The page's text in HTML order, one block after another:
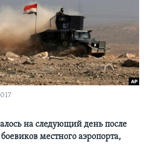
на следующий день после
местного аэропорта,